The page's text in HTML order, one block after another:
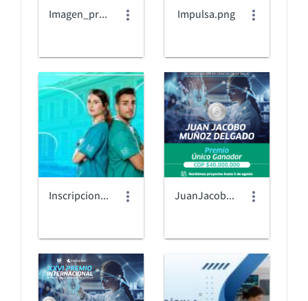
Imagen_pregrado.png Impulsa.png
Inscripciones posgrados JuanJacobo_Página web (1).png